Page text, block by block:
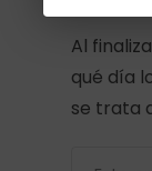
Al
qué día
se trata